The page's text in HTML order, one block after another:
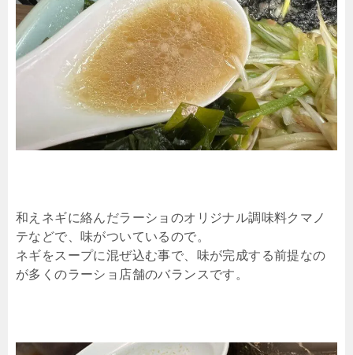
和えネギに絡んだラーショのオリジナル調味料クマノ
テなどで、味がついているので。
ネギをスープに混ぜ込む事で、味が完成する前提なの
が多くのラーショ店舗のバランスです。